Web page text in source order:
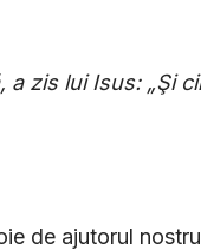
zis lui Isus: „Şi
de ajutorul